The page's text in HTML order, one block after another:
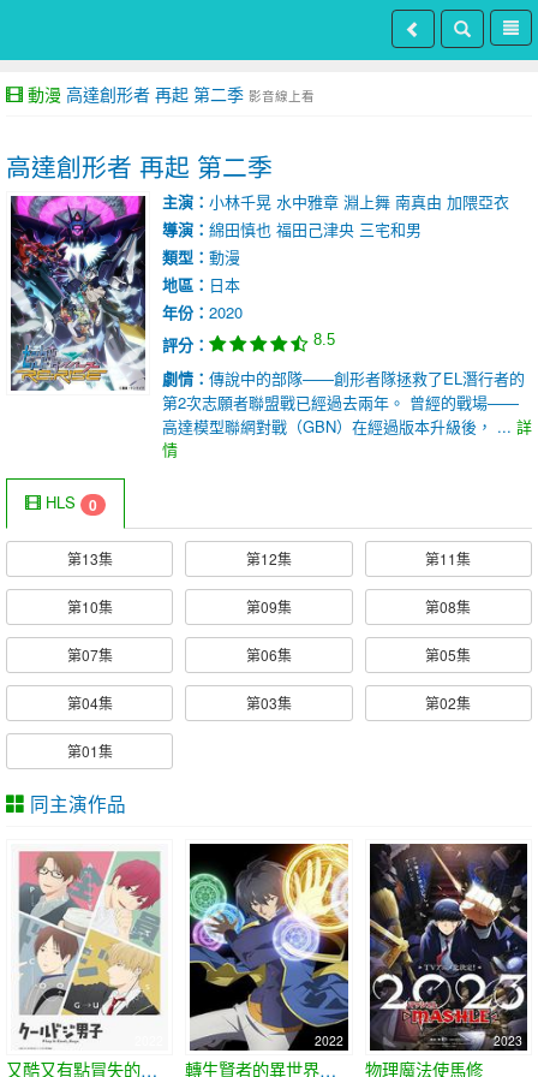
動漫 高達創形者 再起 第二季 影音線上看
高達創形者 再起 第二季
主演： 小林千晃 水中雅章 淵上舞 南真由 加隈亞衣
導演： 綿田慎也 福田己津央 三宅和男
類型： 動漫
地區： 日本
年份： 2020
評分：
8.5
劇情： 傳說中的部隊——創形者隊拯救了EL潛行者的
第2次志願者聯盟戰已經過去兩年。 曾經的戰場——
高達模型聯網對戰（GBN）在經過版本升級後， ... 詳
情
HLS 0
第13集 第12集 第11集
第10集 第09集 第08集
第07集 第06集 第05集
第04集 第03集 第02集
第01集
同主演作品
又酷又有點冒失的男孩子們
2022
轉生賢者的異世界生活 ~獲得第二職業，並成爲世界最強~
2023
物理魔法使馬修